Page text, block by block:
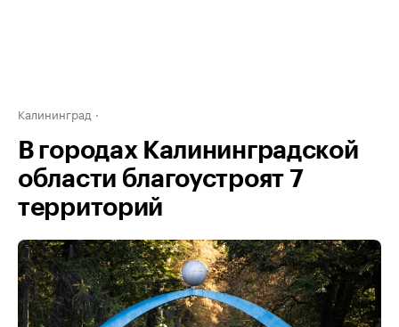
Калининград
В городах Калининградской
области благоустроят 7
территорий